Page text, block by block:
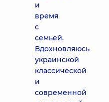
и
время
с
семьей.
Вдохновляюсь
украинской
классической
и
современной